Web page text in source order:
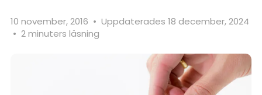
10 november, 2016 • Uppdaterades 18 december, 2024
• 2 minuters läsning